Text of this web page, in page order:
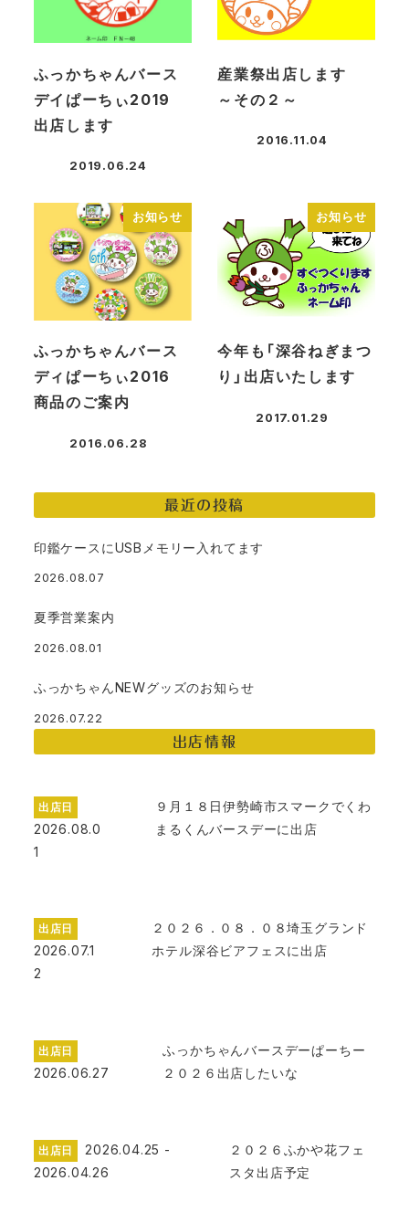
ふっかちゃんバース
デイぱーちぃ2019
出店します
投稿日
2019.06.24
産業祭出店します
～その２～
投稿日
2016.11.04
お知らせ
ふっかちゃんバース
ディぱーちぃ2016
商品のご案内
投稿日
2016.06.28
お知らせ
今年も「深谷ねぎまつ
り」出店いたします
投稿日
2017.01.29
最近の投稿
印鑑ケースにUSBメモリー入れてます
2026.08.07
夏季営業案内
2026.08.01
ふっかちゃんNEWグッズのお知らせ
2026.07.22
出店情報
出店日
2026.08.0
1
９月１８日伊勢崎市スマークでくわ
まるくんバースデーに出店
出店日
2026.07.1
2
２０２６．０８．０８埼玉グランド
ホテル深谷ビアフェスに出店
出店日
2026.06.27
ふっかちゃんバースデーぱーちー
２０２６出店したいな
出店日
2026.04.25 -
2026.04.26
２０２６ふかや花フェ
スタ出店予定